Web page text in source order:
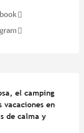
el camping
vacaciones en
de calma y